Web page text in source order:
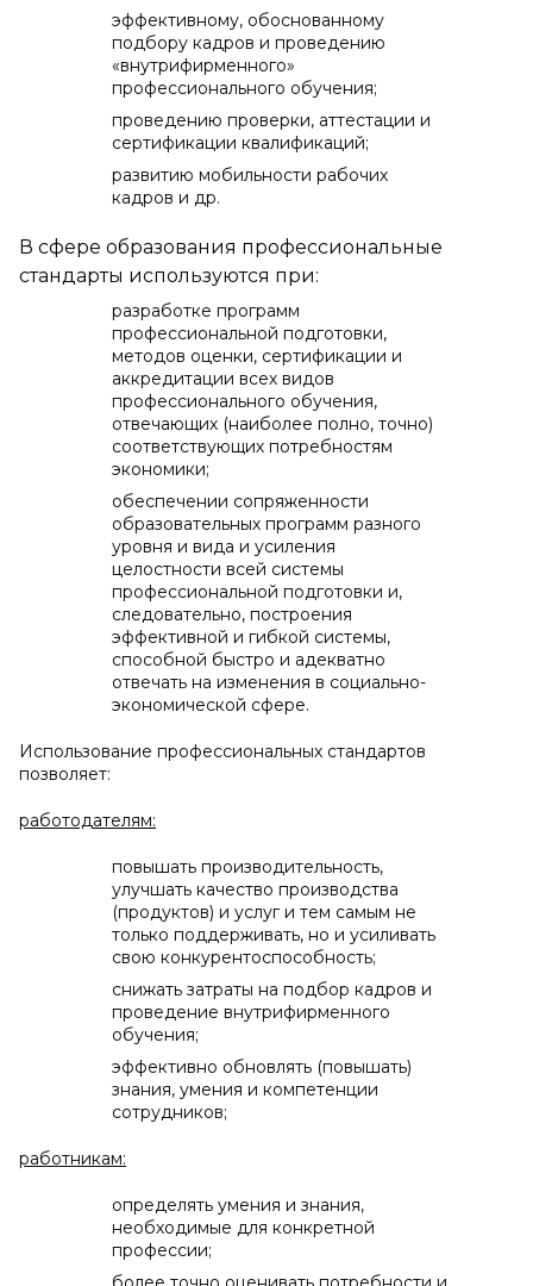
эффективному, обоснованному
подбору кадров и проведению
«внутрифирменного»
профессионального обучения;
проведению проверки, аттестации и
сертификации квалификаций;
развитию мобильности рабочих
кадров и др.
В сфере образования профессиональные
стандарты используются при:
разработке программ
профессиональной подготовки,
методов оценки, сертификации и
аккредитации всех видов
профессионального обучения,
отвечающих (наиболее полно, точно)
соответствующих потребностям
экономики;
обеспечении сопряженности
образовательных программ разного
уровня и вида и усиления
целостности всей системы
профессиональной подготовки и,
следовательно, построения
эффективной и гибкой системы,
способной быстро и адекватно
отвечать на изменения в социально-
экономической сфере.
Использование профессиональных стандартов
позволяет:
работодателям:
повышать производительность,
улучшать качество производства
(продуктов) и услуг и тем самым не
только поддерживать, но и усиливать
свою конкурентоспособность;
снижать затраты на подбор кадров и
проведение внутрифирменного
обучения;
эффективно обновлять (повышать)
знания, умения и компетенции
сотрудников;
работникам:
определять умения и знания,
необходимые для конкретной
профессии;